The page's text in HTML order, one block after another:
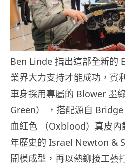
Ben Linde 指出這部全新的
業界大力支持才能成功，賓
車身採用專屬的 Blower 墨
Green） ，搭配源自
血紅色 （Oxblood）真皮
年歷史的 Israel Newton &
開模成型，再以熱鉚接工藝